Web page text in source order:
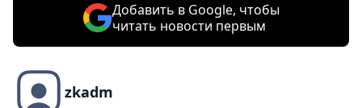
Добавить в Google, чтобы
читать новости первым
zkadm